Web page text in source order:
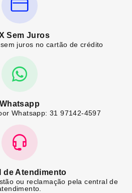
Sem Juros
juros no cartão de crédito
Whatsapp
Whatsapp: 31 97142-4597
de Atendimento
ou reclamação pela central de